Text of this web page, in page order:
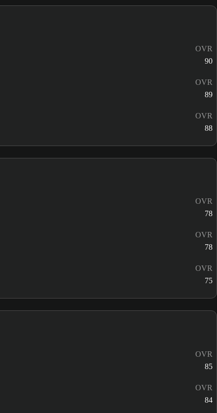
OVR
90
OVR
89
OVR
88
OVR
78
OVR
78
OVR
75
OVR
85
OVR
84